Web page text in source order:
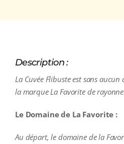
Description :
La Cuvée Flibuste est sans
la marque La Favorite de
Le Domaine de La Favorite :
Au départ, le domaine de la